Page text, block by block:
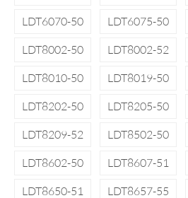
LDT6070-50 LDT6075-50
LDT8002-50
LDT8002-52
LDT8010-50
LDT8019-50
LDT8202-50
LDT8205-50
LDT8209-52
LDT8502-50
LDT8602-50
LDT8607-51
LDT8650-51
LDT8657-55